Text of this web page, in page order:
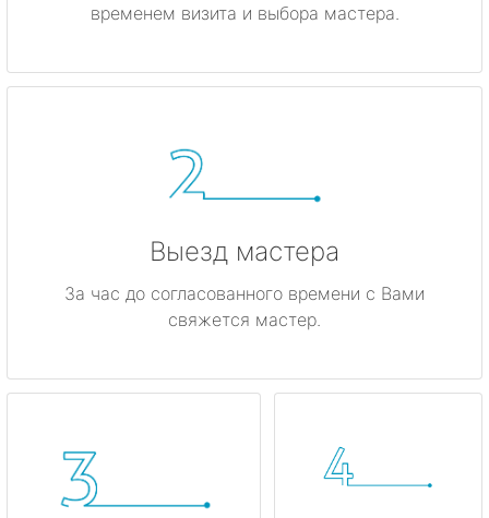
временем визита и выбора мастера.
Выезд мастера
За час до согласованного времени с Вами
свяжется мастер.